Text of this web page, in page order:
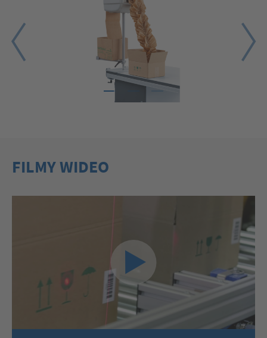
FILMY WIDEO